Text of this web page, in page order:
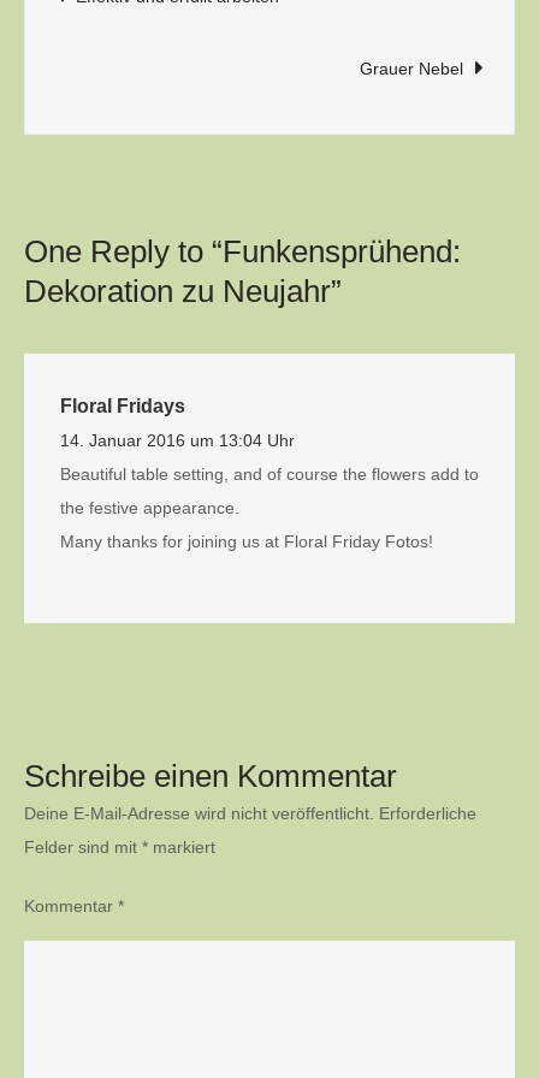
Grauer Nebel
One Reply to “Funkensprühend:
Dekoration zu Neujahr”
Floral Fridays
14. Januar 2016 um 13:04 Uhr
Beautiful table setting, and of course the flowers add to
the festive appearance.
Many thanks for joining us at Floral Friday Fotos!
Schreibe einen Kommentar
Deine E-Mail-Adresse wird nicht veröffentlicht. Erforderliche
Felder sind mit * markiert
Kommentar *